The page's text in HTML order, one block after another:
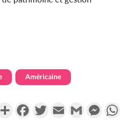
Américaine
PartagerFacebookTwitterEmail Gmail